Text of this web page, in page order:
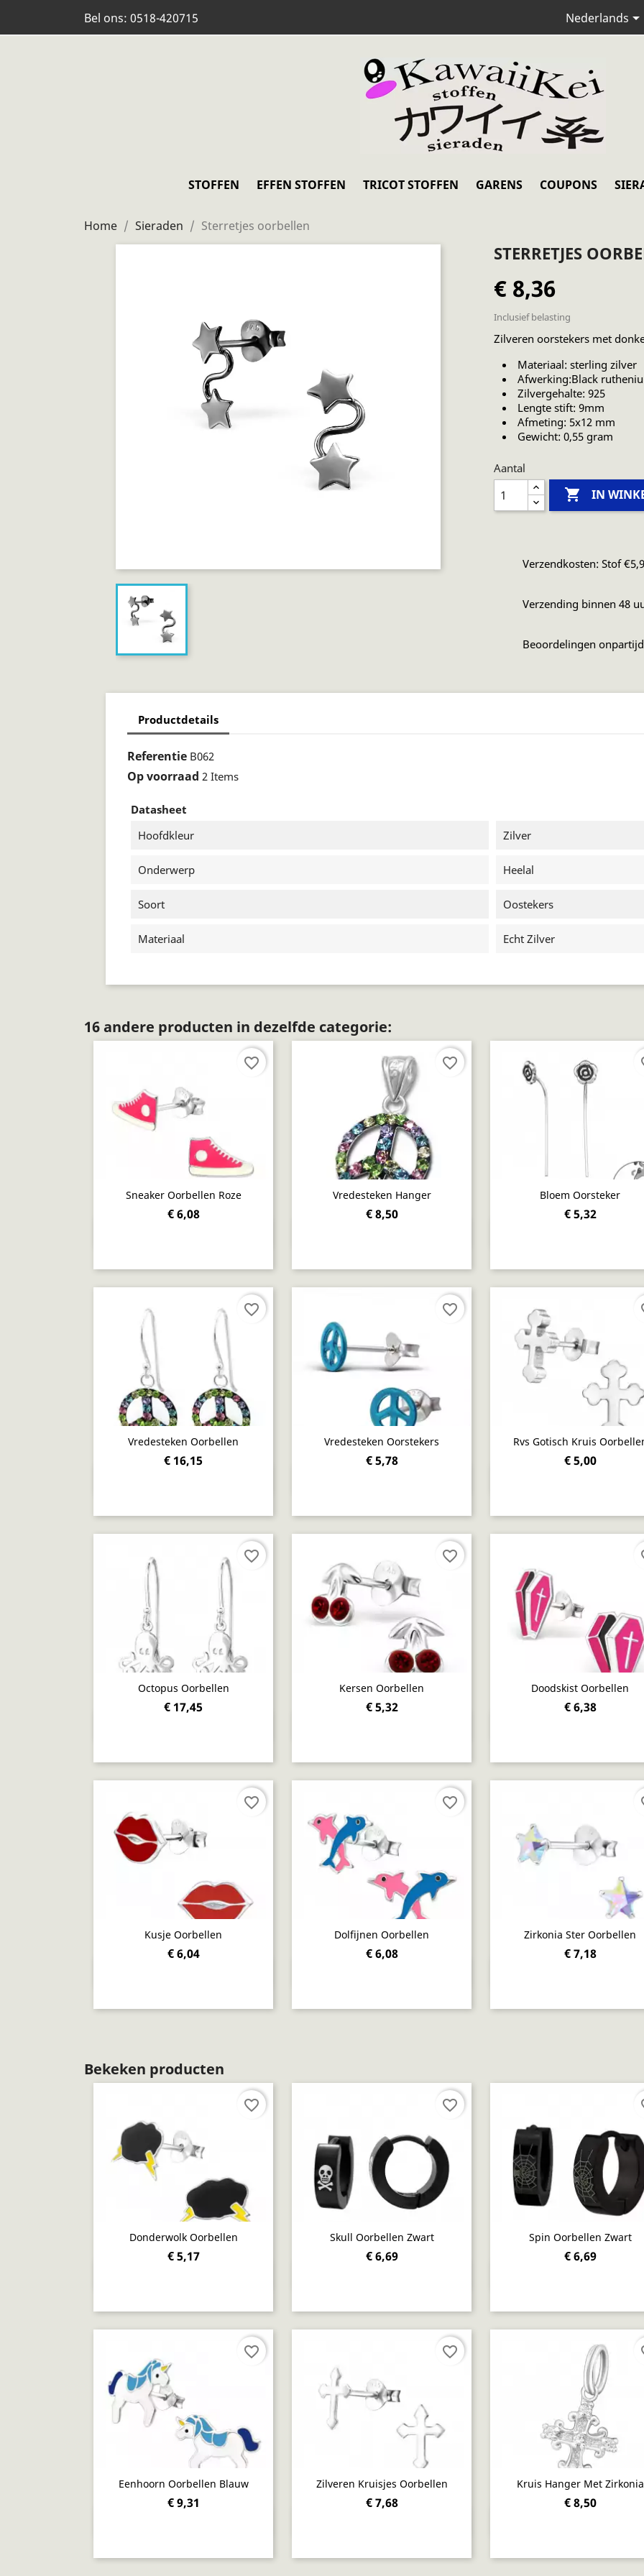
Bel ons: 0518-420715 Nederlands
STOFFEN EFFEN STOFFEN TRICOT STOFFEN GARENS COUPONS
Home Sieraden Sterretjes oorbellen
STERRETJES
€ 8,36
Inclusief belasting
Zilveren oorstekers met
Materiaal: sterling zilver
Afwerking:Black
Zilvergehalte: 925
Lengte stift: 9mm
Afmeting: 5x12 mm
Gewicht: 0,55 gram
Aantal
 IN
Verzendkosten: Stof
Verzending binnen 48
Beoordelingen
Productdetails
Referentie B062
Op voorraad 2 Items
Datasheet
Hoofdkleur
Zilver
Onderwerp Heelal
Soort Oostekers
Materiaal Echt Zilver
16 andere producten in dezelfde categorie:
Sneaker Oorbellen Roze
€ 6,08
favorite_border
Vredesteken Hanger
€ 8,50
favorite_border
Bloem Oorsteker
€ 5,32
Vredesteken Oorbellen
€ 16,15
favorite_border
Vredesteken Oorstekers
€ 5,78
favorite_border
Rvs Gotisch Kruis
€ 5,00
Octopus Oorbellen
€ 17,45
favorite_border
Kersen Oorbellen
€ 5,32
favorite_border
Doodskist Oorbellen
€ 6,38
Kusje Oorbellen
€ 6,04
favorite_border
Dolfijnen Oorbellen
€ 6,08
favorite_border
Zirkonia Ster Oorbellen
€ 7,18
Bekeken producten
Donderwolk Oorbellen
€ 5,17
favorite_border
Skull Oorbellen Zwart
€ 6,69
favorite_border
Spin Oorbellen Zwart
€ 6,69
Eenhoorn Oorbellen Blauw
€ 9,31
favorite_border
Zilveren Kruisjes Oorbellen
€ 7,68
favorite_border
Kruis Hanger Met Zirkonia
€ 8,50